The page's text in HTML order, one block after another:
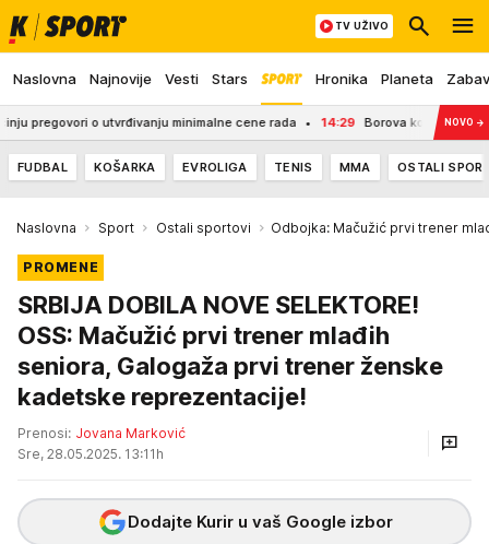
Naslovna Najnovije Vesti Stars Hronika Planeta
TV UŽIVO
o utvrđivanju minimalne cene rada 14:29 Borova kora puca kaoNOVO →
FUDBAL KOŠARKA EVROLIGA TENIS MMA OSTALI
Naslovna Sport Ostali sportovi Odbojka: Mačužić prvi trener
PROMENE
SRBIJA DOBILA NOVE SELEKTORE!
OSS: Mačužić prvi trener mlađih
seniora, Galogaža prvi trener ženske
kadetske reprezentacije!
Prenosi: Jovana Marković
Sre, 28.05.2025. 13:11h
Dodajte Kurir u vaš Google izbor